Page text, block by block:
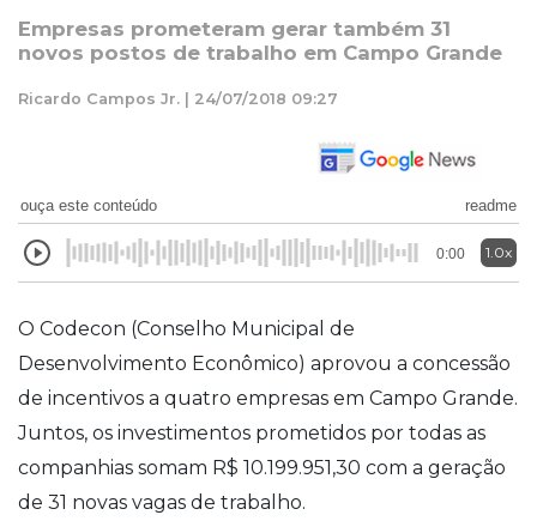
Empresas prometeram gerar também 31
novos postos de trabalho em Campo Grande
Ricardo Campos Jr. | 24/07/2018 09:27
ouça este conteúdo readme
0:00 1.0x
O Codecon (Conselho Municipal de
Desenvolvimento Econômico) aprovou a concessão
de incentivos a quatro empresas em Campo Grande.
Juntos, os investimentos prometidos por todas as
companhias somam R$ 10.199.951,30 com a geração
de 31 novas vagas de trabalho.